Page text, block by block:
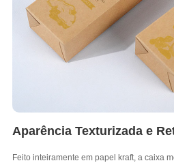
Aparência Texturizada e
Feito inteiramente em papel kraft, a caixa